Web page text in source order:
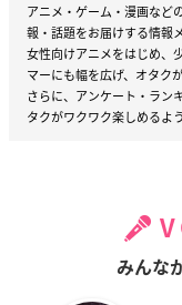
アニメ・ゲーム・漫画など
報・話題をお届けする情報
女性向けアニメをはじめ、
マーにも幅を広げ、オタク
さらに、アンケート・ラン
タクがワクワク楽しめるよ
みんな